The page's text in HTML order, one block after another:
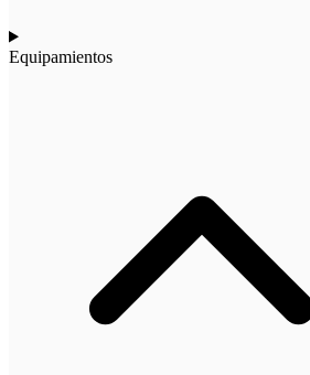
Equipamientos